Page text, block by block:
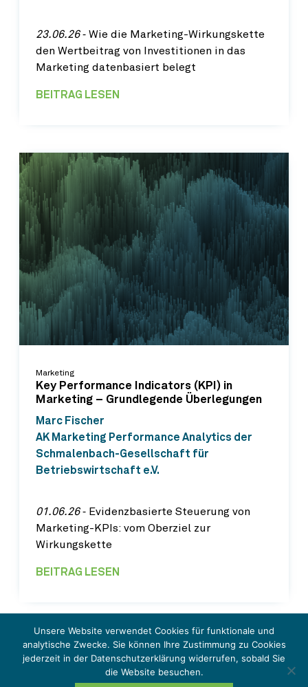
23.06.26‐ Wie die Marketing-Wirkungskette
den Wertbeitrag von Investitionen in das
Marketing datenbasiert belegt
BEITRAG LESEN
Marketing
Key Performance Indicators (KPI) in
Marketing – Grundlegende Überlegungen
Marc Fischer
AK Marketing Performance Analytics der
Schmalenbach-Gesellschaft für
Betriebswirtschaft e.V.
01.06.26‐ Evidenzbasierte Steuerung von
Marketing-KPIs: vom Oberziel zur
Wirkungskette
BEITRAG LESEN
© Schmalenbach IMPULSE 2026
Unsere Website verwendet Cookies für funktionale und
analytische Zwecke. Sie können Ihre Zustimmung zu Cookies
jederzeit in der Datenschutzerklärung widerrufen, sobald Sie
die Website besuchen.